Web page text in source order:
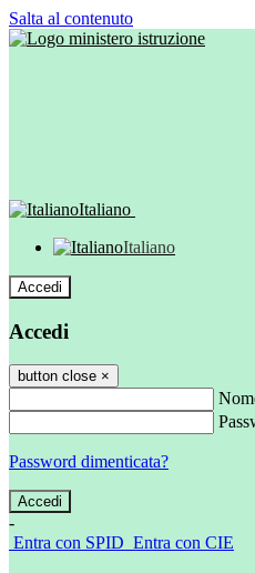
Salta al contenuto
Italiano
Italiano
Accedi
Accedi
button close ×
Password dimenticata?
-
Entra con SPID Entra con CIE